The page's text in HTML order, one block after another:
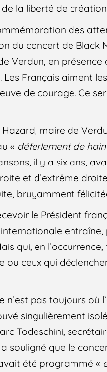
la liberté de création
des
du concert de
Verdun, en présence
Les Français aiment
de courage. Ce
maire de
« déferlement de
il y a six ans,
et d’extrême
bruyamment
le Président
qui, en
ou ceux qui
n’est pas toujours où
singulièrement
Todeschini,
souligné que le
été programmé «